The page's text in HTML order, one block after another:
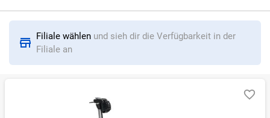
Filiale wählen und sieh dir die Verfügbarkeit in der
Filiale an